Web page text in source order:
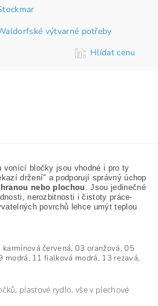
výtvarné potřeby
Hlídat cenu
vonící bločky jsou vhodné i pro ty
držení" a podporují správný úchop
hranou nebo plochou
. Jsou jedinečné
nerozbitnosti i čistoty práce-
povrchů lehce umýt teplou
karmínová červená, 03 oranžová, 05
modrá, 11 fialková modrá, 13 rezavá,
plastové rydlo, vše v plechové